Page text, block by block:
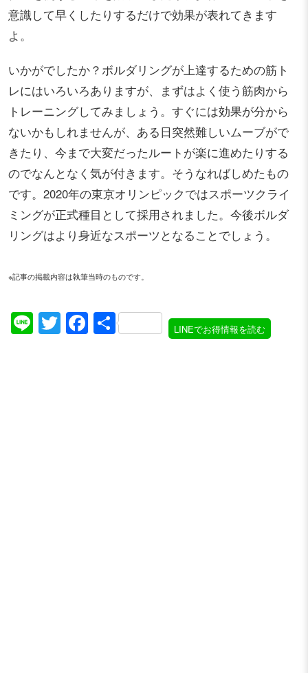
意識して早くしたりするだけで効果が表れてきます
よ。
いかがでしたか？ボルダリングが上達するための筋ト
レにはいろいろありますが、まずはよく使う筋肉から
トレーニングしてみましょう。すぐには効果が分から
ないかもしれませんが、ある日突然難しいムーブがで
きたり、今まで大変だったルートが楽に進めたりする
のでなんとなく気が付きます。そうなればしめたもの
です。2020年の東京オリンピックではスポーツクライ
ミングが正式種目として採用されました。今後ボルダ
リングはより身近なスポーツとなることでしょう。
※記事の掲載内容は執筆当時のものです。
LineTwitter
Facebook
共 LINEでお得情報を読む